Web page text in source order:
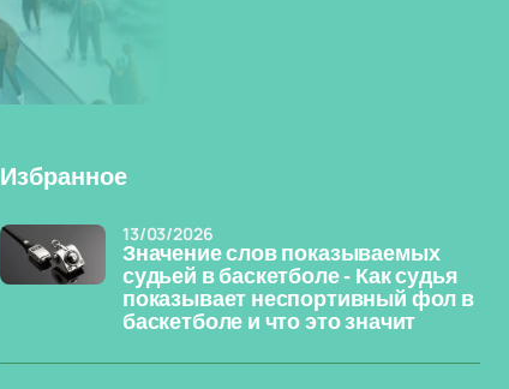
Избранное
Значение слов показываемых
судьей в баскетболе - Как судья
показывает неспортивный фол в
баскетболе и что это значит
13/03/2026